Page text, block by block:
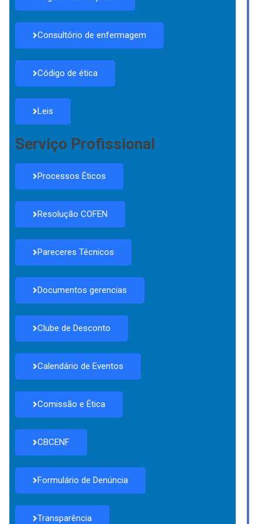
Consultório de enfermagem
Código de ética
Leis
Serviço Profissional
Processos Éticos
Resolução COFEN
Pareceres Técnicos
Documentos gerencias
Clube de Desconto
Calendário de Eventos
Comissão e Ética
CBCENF
Formulário de Denúncia
Transparência